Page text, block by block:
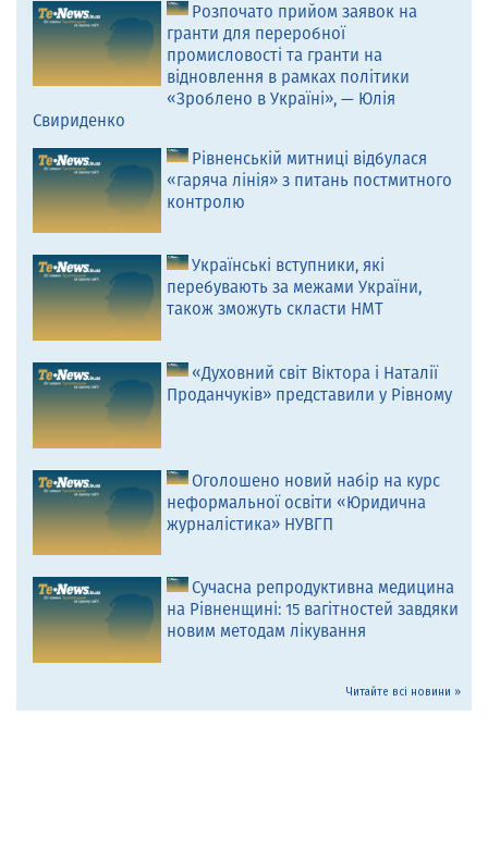
Розпочато прийом заявок на
гранти для переробної
промисловості та гранти на
відновлення в рамках політики
«Зроблено в Україні», — Юлія
Свириденко
Рівненській митниці відбулася
«гаряча лінія» з питань постмитного
контролю
Українські вступники, які
перебувають за межами України,
також зможуть скласти НМТ
«Духовний світ Віктора і Наталії
Проданчуків» представили у Рівному
Оголошено новий набір на курс
неформальної освіти «Юридична
журналістика» НУВГП
Сучасна репродуктивна медицина
на Рівненщині: 15 вагітностей завдяки
новим методам лікування
Читайте всі новини »